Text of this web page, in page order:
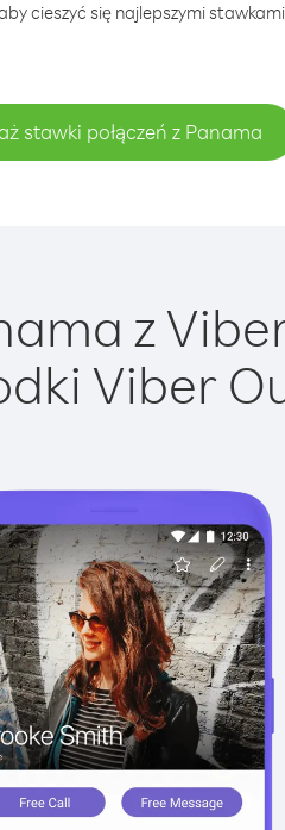
cieszyć się najlepszymi
stawki połączeń z Panama
z
Viber